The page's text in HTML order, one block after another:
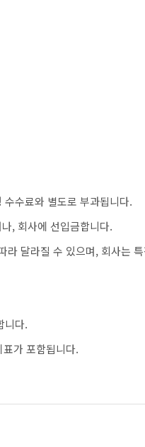
수료와 별도로 부과됩니다.
, 회사에 선입금합니다.
라 달라질 수 있으며, 회사는
니다.
가 포함됩니다.